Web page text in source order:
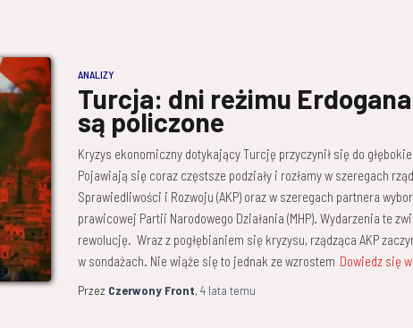
ANALIZY
Turcja: dni reżimu Erdogana
są policzone
Kryzys ekonomiczny dotykający Turcję przyczynił się do
Pojawiają się coraz częstsze podziały i rozłamy w szeregach
Sprawiedliwości i Rozwoju (AKP) oraz w szeregach partnera
prawicowej Partii Narodowego Działania (MHP). Wydarzenia te
rewolucję. Wraz z pogłębianiem się kryzysu, rządząca AKP
w sondażach. Nie wiąże się to jednak ze wzrostem Dowiedz się
Przez Czerwony Front, 4 lata temu